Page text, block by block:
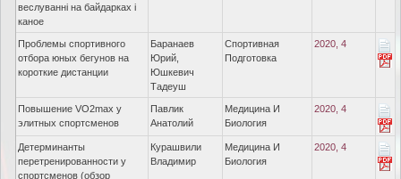
веслуванні на байдарках і
каное
Проблемы спортивного
отбора юных бегунов на
короткие дистанции
Баранаев
Юрий,
Юшкевич
Тадеуш
Спортивная
Подготовка
2020, 4
Повышение VO2max у
элитных спортсменов
Павлик
Анатолий
Медицина И
Биология
2020, 4
Детерминанты
перетренированности у
спортсменов (обзор
Курашвили
Владимир
Медицина И
Биология
2020, 4